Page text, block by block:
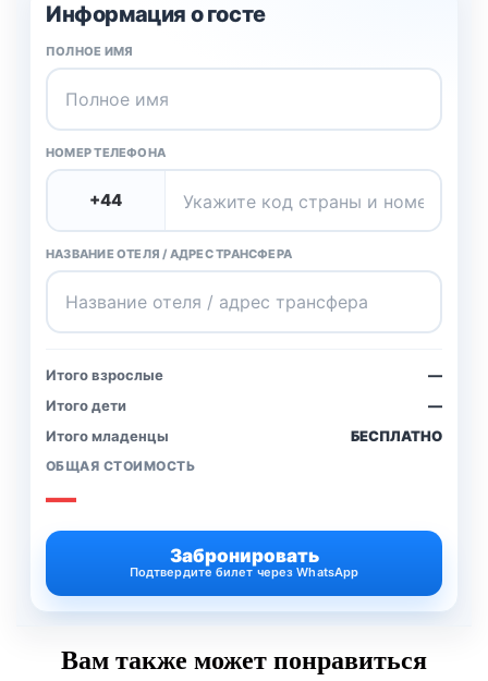
Информация о госте
ПОЛНОЕ ИМЯ
НОМЕР ТЕЛЕФОНА
НАЗВАНИЕ ОТЕЛЯ / АДРЕС ТРАНСФЕРА
Итого взрослые
—
Итого дети
—
Итого младенцы
БЕСПЛАТНО
ОБЩАЯ СТОИМОСТЬ
—
Забронировать
Подтвердите билет через WhatsApp
Вам также может понравиться